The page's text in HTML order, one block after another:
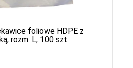
foliowe HDPE z
rozm. L, 100 szt.